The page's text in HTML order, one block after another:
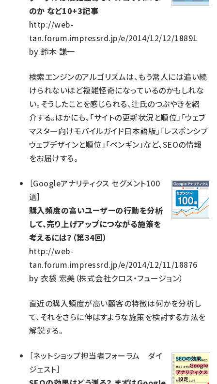
のか など10+3記事
http://web-
tan.forum.impressrd.jp/e/2014/12/12/18891
by 鈴木 謙一
検索エンジンのアルゴリズムは、もう常人には追い続
けられないほど複雑怪奇になっているのかもしれな
い。そうしたことを感じられる、辻氏のつぶやきを紹
介する。ほかにも、「サイトの更新状況と順位」「ウェブ
マスター向けモバイルガイド日本語版」「レスポンシブ
ウェブデザインと順位」「ペンギン」など、SEOの情報
をお届けする。
［Googleアナリティクス セグメント100
選］
購入頻度の高いユーザーの行動を分析
して、売り上げアップにつながる施策を
考えるには？（第34回）
http://web-
tan.forum.impressrd.jp/e/2014/12/11/18876
by衣袋 宏美（株式会社クロス・フュージョン）
直近の購入頻度が高い顧客の特徴は何かを分析し
て、それをさらに伸ばすような施策を検討する方法を
解説する。
［ネットショップ担当者フォーラム ダイ
ジェスト］